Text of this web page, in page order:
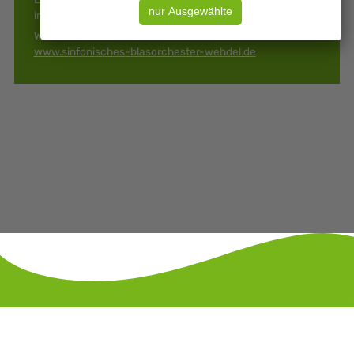
info@blasorchester-wehdel.de
Web:
www.sinfonisches-blasorchester-wehdel.de